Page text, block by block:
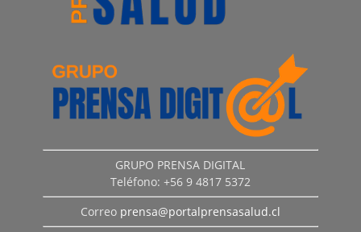
GRUPO PRENSA DIGITAL
Teléfono: +56 9 4817 5372
Correo prensa@portalprensasalud.cl